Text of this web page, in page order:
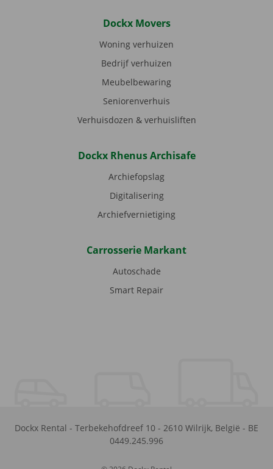
Dockx Movers
Woning verhuizen
Bedrijf verhuizen
Meubelbewaring
Seniorenverhuis
Verhuisdozen & verhuisliften
Dockx Rhenus Archisafe
Archiefopslag
Digitalisering
Archiefvernietiging
Carrosserie Markant
Autoschade
Smart Repair
Dockx Rental - Terbekehofdreef 10 - 2610 Wilrijk, België - BE
0449.245.996